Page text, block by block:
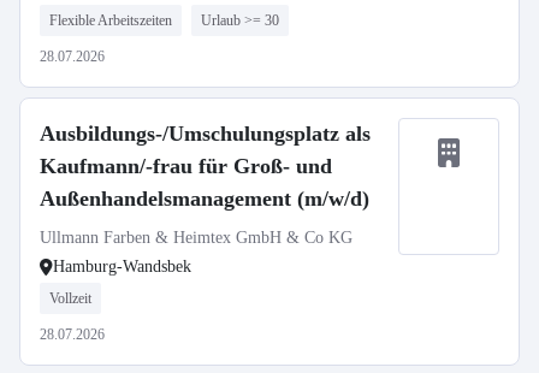
Flexible Arbeitszeiten Urlaub >= 30
28.07.2026
Ausbildungs-/Umschulungsplatz als
Kaufmann/-frau für Groß- und
Außenhandelsmanagement (m/w/d)
Ullmann Farben & Heimtex GmbH & Co KG
Hamburg-Wandsbek
Vollzeit
28.07.2026